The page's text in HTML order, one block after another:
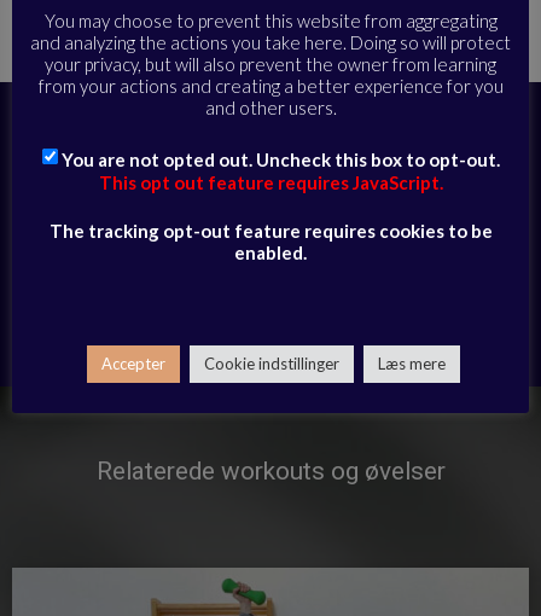
du aktiverer dine triceps
videobiblioteket og modtage daglige e-
mails med eksklusivt udvalgte sessioner
ABONNER HER
Relaterede workouts og øvelser
You may choose to prevent this website from aggregating
and analyzing the actions you take here. Doing so will protect
your privacy, but will also prevent the owner from learning
from your actions and creating a better experience for you
and other users.
You are not opted out. Uncheck this box to opt-out.
This opt out feature requires JavaScript.
The tracking opt-out feature requires cookies to be
enabled.
Accepter Cookie indstillinger Læs mere